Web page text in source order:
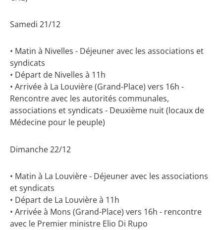
Samedi 21/12
• Matin à Nivelles - Déjeuner avec les associations et
syndicats
• Départ de Nivelles à 11h
• Arrivée à La Louvière (Grand-Place) vers 16h -
Rencontre avec les autorités communales,
associations et syndicats - Deuxième nuit (locaux de
Médecine pour le peuple)
Dimanche 22/12
• Matin à La Louvière - Déjeuner avec les associations
et syndicats
• Départ de La Louvière à 11h
• Arrivée à Mons (Grand-Place) vers 16h - rencontre
avec le Premier ministre Elio Di Rupo